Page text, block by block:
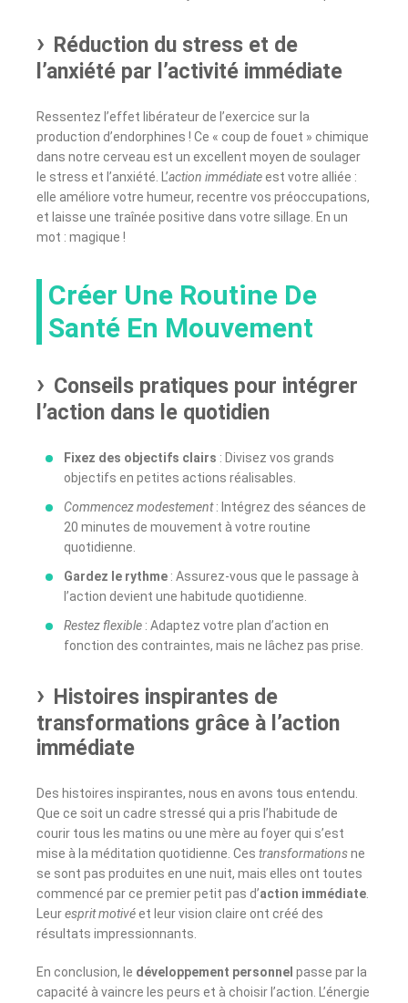
Réduction du stress et de
l’anxiété par l’activité immédiate
Ressentez l’effet libérateur de l’exercice sur la
production d’endorphines ! Ce « coup de fouet » chimique
dans notre cerveau est un excellent moyen de soulager
le stress et l’anxiété. L’action immédiateest votre alliée :
elle améliore votre humeur, recentre vos préoccupations,
et laisse une traînée positive dans votre sillage. En un
mot : magique !
Créer Une Routine De
Santé En Mouvement
Conseils pratiques pour intégrer
l’action dans le quotidien
Fixez des objectifs clairs : Divisez vos grands
objectifs en petites actions réalisables.
Commencez modestement: Intégrez des séances de
20 minutes de mouvement à votre routine
quotidienne.
Gardez le rythme : Assurez-vous que le passage à
l’action devient une habitude quotidienne.
Restez flexible : Adaptez votre plan d’action en
fonction des contraintes, mais ne lâchez pas prise.
Histoires inspirantes de
transformations grâce à l’action
immédiate
Des histoires inspirantes, nous en avons tous entendu.
Que ce soit un cadre stressé qui a pris l’habitude de
courir tous les matins ou une mère au foyer qui s’est
mise à la méditation quotidienne. Ces transformationsne
se sont pas produites en une nuit, mais elles ont toutes
commencé par ce premier petit pas d’action immédiate
Leuresprit motivéet leur vision claire ont créé des
résultats impressionnants.
En conclusion, le développement personnel passe par la
capacité à vaincre les peurs et à choisir l’action. L’énergie